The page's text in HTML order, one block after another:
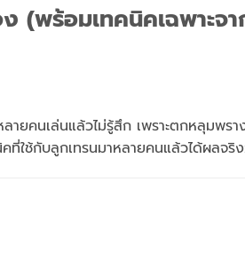
(พร้อมเทคนิคเฉพาะจา
ยคนเล่นแล้วไม่รู้สึก เพราะตกหลุมพรา
ใช้กับลูกเทรนมาหลายคนแล้วได้ผลจริ